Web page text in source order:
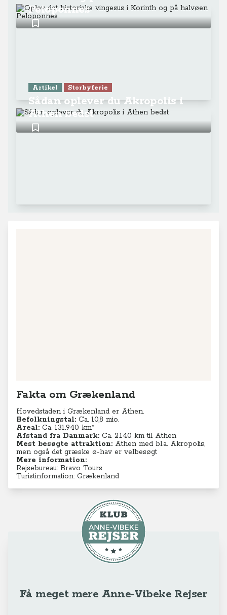
Peloponnes
Artikel Storbyferie
Sådan oplever du Akropolis i
Athen bedst
Fakta om Grækenland
Hovedstaden i Grækenland er Athen.
Befolkningstal: Ca. 10,8 mio.
Areal: Ca. 131.940 km²
Afstand fra Danmark: Ca. 2.140 km til Athen
Mest besøgte attraktion: Athen med bl.a. Akropolis,
men også det græske ø-hav er velbesøgt
Mere information:
Rejsebureau: Bravo Tours
Turistinformation: Grækenland
Få meget mere Anne-Vibeke Rejser